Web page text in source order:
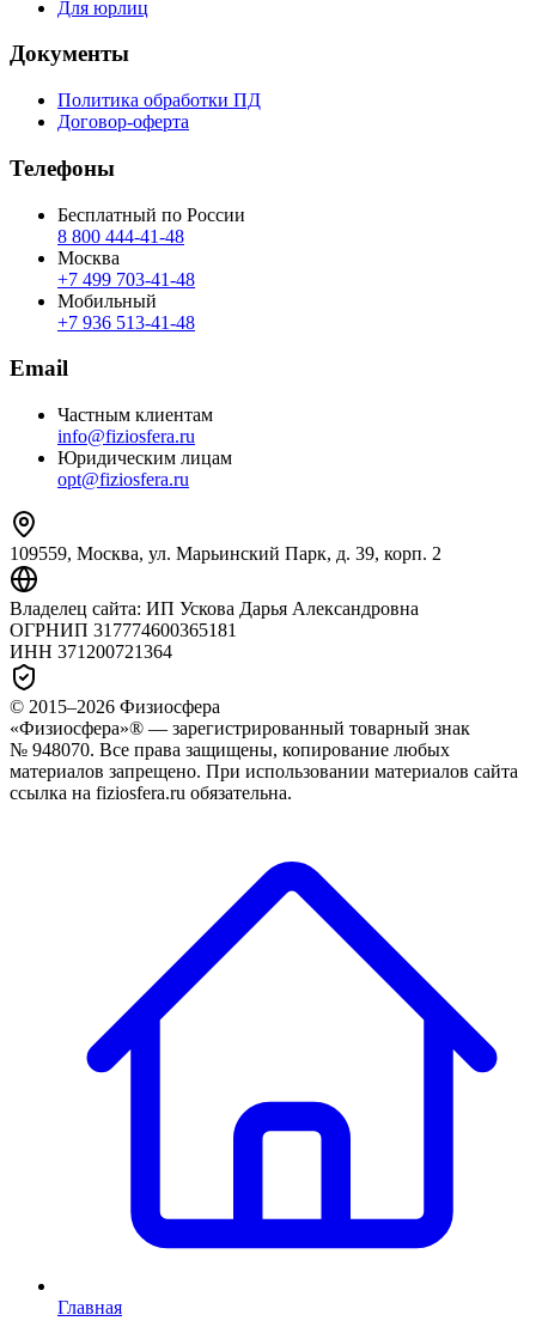
Для юрлиц
Документы
Политика обработки ПД
Договор-оферта
Телефоны
Бесплатный по России
8 800 444‑41‑48
Москва
+7 499 703‑41‑48
Мобильный
+7 936 513‑41‑48
Email
Частным клиентам
info@fiziosfera.ru
Юридическим лицам
opt@fiziosfera.ru
109559, Москва, ул. Марьинский Парк, д. 39, корп. 2
Владелец сайта: ИП Ускова Дарья Александровна
ОГРНИП 317774600365181
ИНН 371200721364
© 2015–2026 Физиосфера
«Физиосфера»® — зарегистрированный товарный знак
№ 948070. Все права защищены, копирование любых
материалов запрещено. При использовании материалов сайта
ссылка на fiziosfera.ru обязательна.
Главная